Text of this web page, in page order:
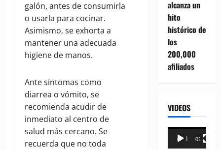
galón, antes de consumirla
o usarla para cocinar.
Asimismo, se exhorta a
mantener una adecuada
higiene de manos.
Ante síntomas como
diarrea o vómito, se
recomienda acudir de
inmediato al centro de
salud más cercano. Se
recuerda que no toda
alcanza un
hito
histórico de
los
200,000
afiliados
VIDEOS
Reproductor
00:00 02:18